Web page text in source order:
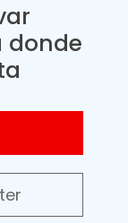
donde